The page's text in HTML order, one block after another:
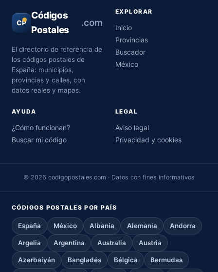
CP
Códigos
Postales
.com
El directorio de referencia de
los códigos postales de
España: municipios,
provincias y calles, con
datos reales y mapas.
EXPLORAR
Inicio
Provincias
Buscador
México
AYUDA
¿Cómo funcionan?
Buscar mi código
LEGAL
Aviso legal
Privacidad y cookies
© 2026 codigopostales.com · Datos con fines informativos
CÓDIGOS POSTALES POR PAÍS
España México Albania Alemania Andorra
Argelia Argentina Australia Austria
Azerbaiyán Bangladés Bélgica Bermudas